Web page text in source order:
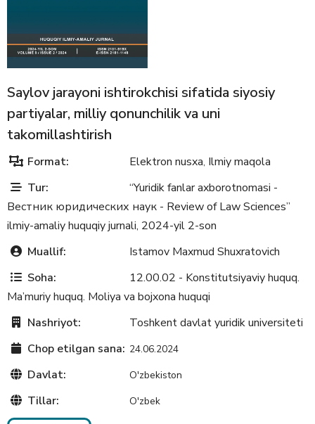
Saylov jarayoni ishtirokchisi sifatida siyosiy
partiyalar, milliy qonunchilik va uni
takomillashtirish
Format: Elektron nusxa, Ilmiy maqola
Tur:
“Yuridik fanlar axborotnomasi -
Вестник юридических наук - Review of Law Sciences”
ilmiy-amaliy huquqiy jurnali, 2024-yil 2-son
Muallif:
Istamov Maxmud Shuxratovich
Soha:
12.00.02 - Konstitutsiyaviy huquq.
Ma’muriy huquq. Moliya va bojxona huquqi
Nashriyot:
Toshkent davlat yuridik universiteti
Chop etilgan sana: 24.06.2024
Davlat: O'zbekiston
Tillar: O'zbek